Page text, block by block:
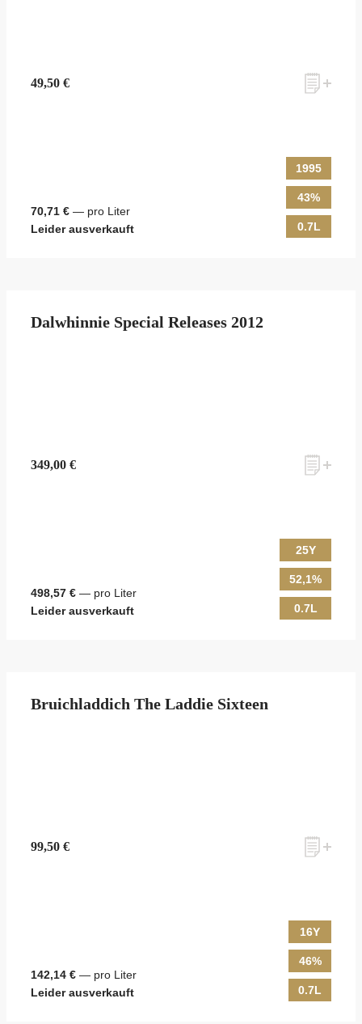
49,50 €
70,71 € — pro Liter
Leider ausverkauft
1995
43%
0.7L
Dalwhinnie Special Releases 2012
349,00 €
498,57 € — pro Liter
Leider ausverkauft
25Y
52,1%
0.7L
Bruichladdich The Laddie Sixteen
99,50 €
142,14 € — pro Liter
Leider ausverkauft
16Y
46%
0.7L